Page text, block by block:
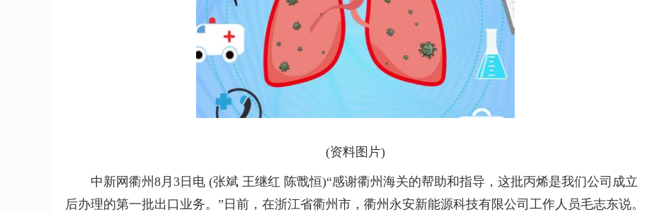
(资料图片)
中新网衢州8月3日电 (张斌 王继红 陈戬恒)“感谢衢州海关的帮助和指导，这批丙烯是我们公司成立
后办理的第一批出口业务。”日前，在浙江省衢州市，衢州永安新能源科技有限公司工作人员毛志东说。